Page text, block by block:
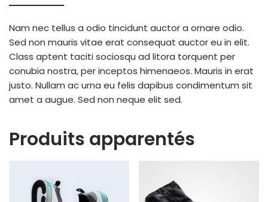
Nam nec tellus a odio tincidunt auctor a ornare odio.
Sed non mauris vitae erat consequat auctor eu in elit.
Class aptent taciti sociosqu ad litora torquent per
conubia nostra, per inceptos himenaeos. Mauris in erat
justo. Nullam ac urna eu felis dapibus condimentum sit
amet a augue. Sed non neque elit sed.
Produits apparentés